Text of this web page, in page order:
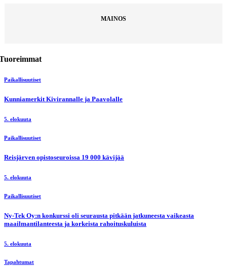
MAINOS
Paikallisuutiset
Kunniamerkit Kivirannalle ja Paavolalle
5. elokuuta
Paikallisuutiset
Reisjärven opistoseuroissa 19 000 kävijää
5. elokuuta
Paikallisuutiset
Ny-Tek Oy:n konkurssi oli seurausta pitkään jatkuneesta vaikeasta
maailmantilanteesta ja korkeista rahoituskuluista
5. elokuuta
Tapahtumat